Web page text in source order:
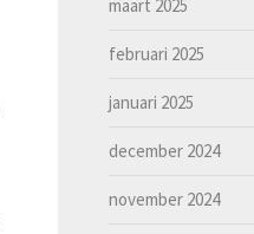
maart 2025
februari 2025
januari 2025
december 2024
november 2024